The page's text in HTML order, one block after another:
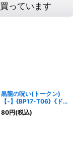
っています
黒龍の呪い(トークン)
【-】{BP17-T06}《ド
ラゴン》
80円(税込)